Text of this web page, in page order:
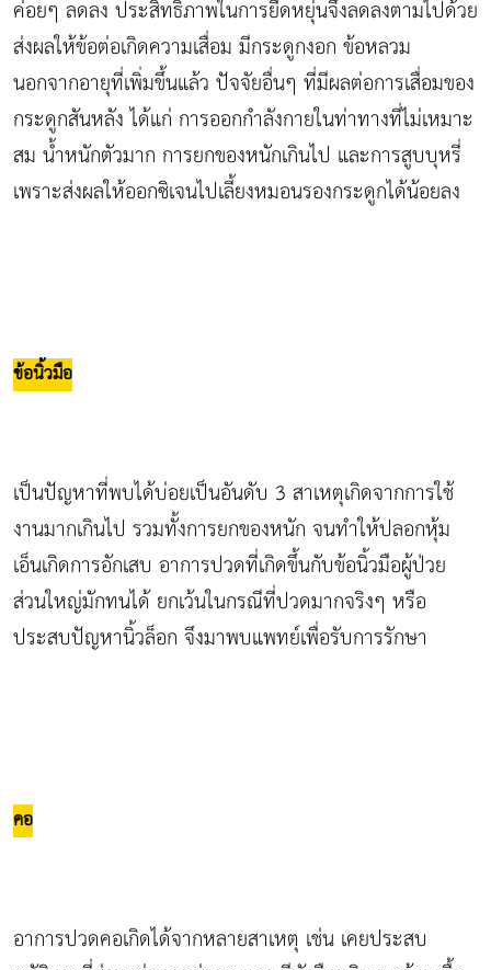
ค่อยๆ ลดลง ประสิทธิภาพในการยืดหยุ่นจึงลดลงตามไปด้วย
ส่งผลให้ข้อต่อเกิดความเสื่อม มีกระดูกงอก ข้อหลวม
นอกจากอายุที่เพิ่มขึ้นแล้ว ปัจจัยอื่นๆ ที่มีผลต่อการเสื่อมของ
กระดูกสันหลัง ได้แก่ การออกกำลังกายในท่าทางที่ไม่เหมาะ
สม น้ำหนักตัวมาก การยกของหนักเกินไป และการสูบบุหรี่
เพราะส่งผลให้ออกซิเจนไปเลี้ยงหมอนรองกระดูกได้น้อยลง
ข้อนิ้วมือ
เป็นปัญหาที่พบได้บ่อยเป็นอันดับ 3 สาเหตุเกิดจากการใช้
งานมากเกินไป รวมทั้งการยกของหนัก จนทำให้ปลอกหุ้ม
เอ็นเกิดการอักเสบ อาการปวดที่เกิดขึ้นกับข้อนิ้วมือผู้ป่วย
ส่วนใหญ่มักทนได้ ยกเว้นในกรณีที่ปวดมากจริงๆ หรือ
ประสบปัญหานิ้วล็อก จึงมาพบแพทย์เพื่อรับการรักษา
คอ
อาการปวดคอเกิดได้จากหลายสาเหตุ เช่น เคยประสบ